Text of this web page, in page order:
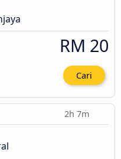
RM 20
Cari
2h 7m